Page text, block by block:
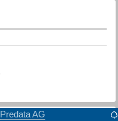
Predata AG